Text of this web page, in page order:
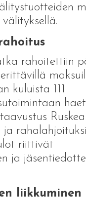
rahoitettiin
kuluista 111
riittivät
ja
liikkuminen